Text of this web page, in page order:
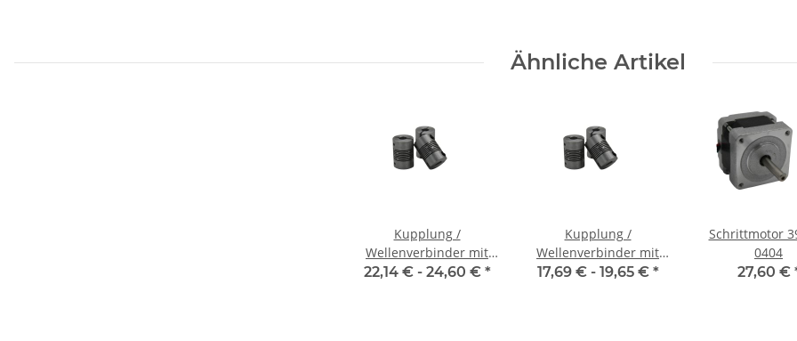
Ähnliche Artikel
Kupplung /
Wellenverbinder mit
Klemmnaben WSV-K 22
22,14 € - 24,60 € *
Kupplung /
Wellenverbinder mit
Klemmnaben WSV-K 16
17,69 € - 19,65 € *
Schrittmotor
0404
27,60 €